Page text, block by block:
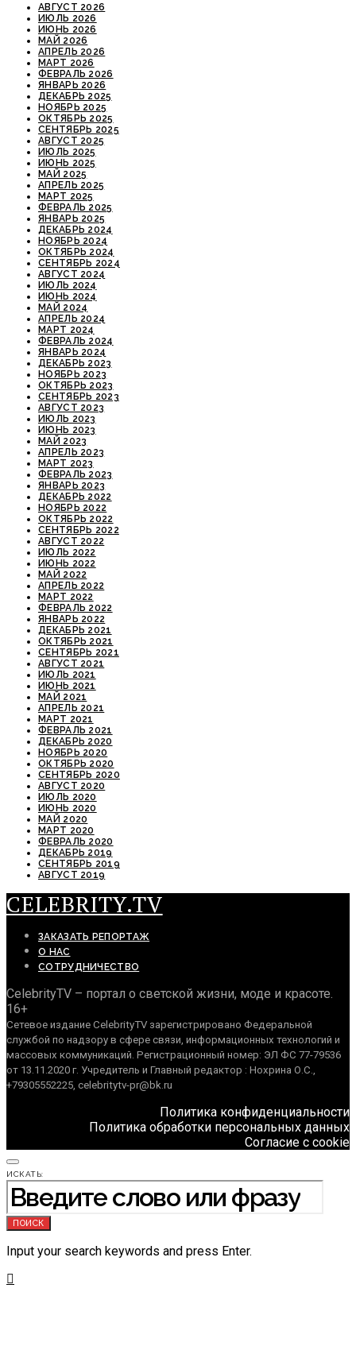
АВГУСТ 2026
ИЮЛЬ 2026
ИЮНЬ 2026
МАЙ 2026
АПРЕЛЬ 2026
МАРТ 2026
ФЕВРАЛЬ 2026
ЯНВАРЬ 2026
ДЕКАБРЬ 2025
НОЯБРЬ 2025
ОКТЯБРЬ 2025
СЕНТЯБРЬ 2025
АВГУСТ 2025
ИЮЛЬ 2025
ИЮНЬ 2025
МАЙ 2025
АПРЕЛЬ 2025
МАРТ 2025
ФЕВРАЛЬ 2025
ЯНВАРЬ 2025
ДЕКАБРЬ 2024
НОЯБРЬ 2024
ОКТЯБРЬ 2024
СЕНТЯБРЬ 2024
АВГУСТ 2024
ИЮЛЬ 2024
ИЮНЬ 2024
МАЙ 2024
АПРЕЛЬ 2024
МАРТ 2024
ФЕВРАЛЬ 2024
ЯНВАРЬ 2024
ДЕКАБРЬ 2023
НОЯБРЬ 2023
ОКТЯБРЬ 2023
СЕНТЯБРЬ 2023
АВГУСТ 2023
ИЮЛЬ 2023
ИЮНЬ 2023
МАЙ 2023
АПРЕЛЬ 2023
МАРТ 2023
ФЕВРАЛЬ 2023
ЯНВАРЬ 2023
ДЕКАБРЬ 2022
НОЯБРЬ 2022
ОКТЯБРЬ 2022
СЕНТЯБРЬ 2022
АВГУСТ 2022
ИЮЛЬ 2022
ИЮНЬ 2022
МАЙ 2022
АПРЕЛЬ 2022
МАРТ 2022
ФЕВРАЛЬ 2022
ЯНВАРЬ 2022
ДЕКАБРЬ 2021
ОКТЯБРЬ 2021
СЕНТЯБРЬ 2021
АВГУСТ 2021
ИЮЛЬ 2021
ИЮНЬ 2021
МАЙ 2021
АПРЕЛЬ 2021
МАРТ 2021
ФЕВРАЛЬ 2021
ДЕКАБРЬ 2020
НОЯБРЬ 2020
ОКТЯБРЬ 2020
СЕНТЯБРЬ 2020
АВГУСТ 2020
ИЮЛЬ 2020
ИЮНЬ 2020
МАЙ 2020
МАРТ 2020
ФЕВРАЛЬ 2020
ДЕКАБРЬ 2019
СЕНТЯБРЬ 2019
АВГУСТ 2019
CELEBRITY.TV
ЗАКАЗАТЬ РЕПОРТАЖ
О НАС
СОТРУДНИЧЕСТВО
CelebrityTV – портал о светской жизни, моде и красоте.
16+
Сетевое издание CelebrityTV зарегистрировано Федеральной
службой по надзору в сфере связи, информационных технологий и
массовых коммуникаций. Регистрационный номер: ЭЛ ФС 77-79536
от 13.11.2020 г. Учредитель и Главный редактор : Нохрина О.С.,
+79305552225, celebritytv-pr@bk.ru
Политика конфиденциальности
Политика обработки персональных данных
Согласие с cookie
ИСКАТЬ:
ПОИСК
Input your search keywords and press Enter.